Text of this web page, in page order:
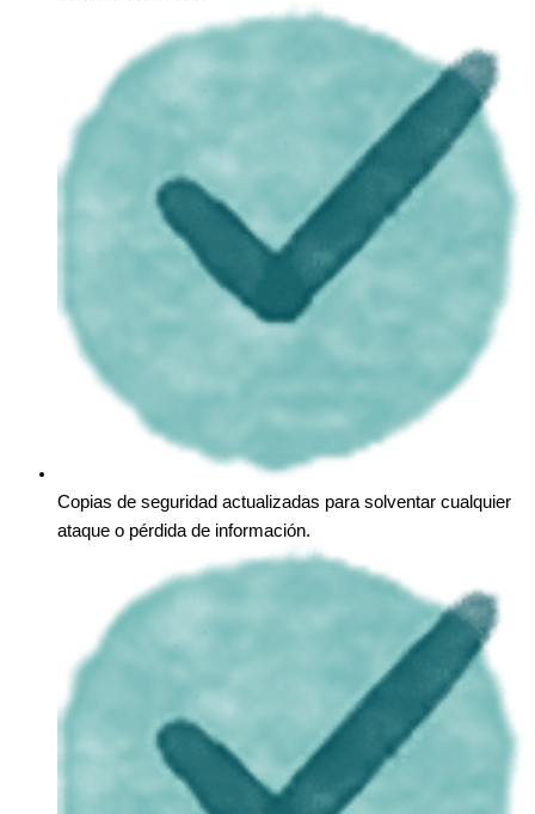
Copias de seguridad actualizadas para solventar cualquier
ataque o pérdida de información.